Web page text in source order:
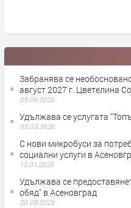
Забранява се
август 2027 г. Цветелина
05.06.2026
Удължава се услугата
05.03.2026
С нови микробуси за
социални услуги в
13.01.2026
Удължава се
обяд" в Асеновград
20.08.2025